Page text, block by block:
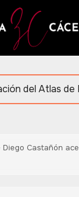
y Riesgos en
Diego Castañón